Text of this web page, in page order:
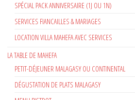
SPÉCIAL PACK ANNIVERSAIRE (1J OU 1N)
SERVICES FIANCAILLES & MARIAGES
LOCATION VILLA MAHEFA AVEC SERVICES
LA TABLE DE MAHEFA
PETIT-DÉJEUNER MALAGASY OU CONTINENTAL
DÉGUSTATION DE PLATS MALAGASY